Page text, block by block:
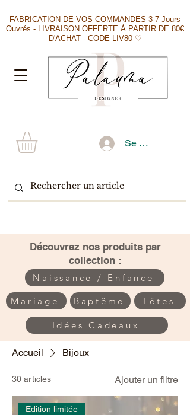
FABRICATION DE VOS COMMANDES 3-7 Jours
Ouvrés - LIVRAISON OFFERTE À PARTIR DE 80€
D'ACHAT - CODE LIV80 ♡
Se connecter
​Découvrez nos produits par
collection :
Naissance / Enfance
Mariage Baptême Fêtes
Idées Cadeaux
Accueil Bijoux
30 articles Ajouter un filtre
Edition limitée